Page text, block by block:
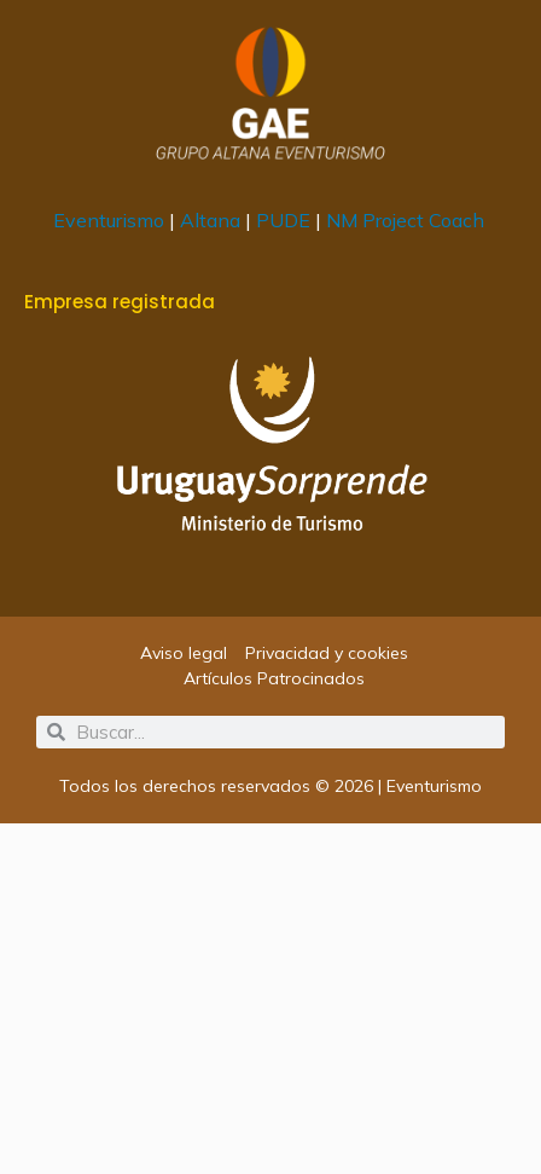
Eventurismo | Altana | PUDE | NM Project Coach
Empresa registrada
Todos los derechos reservados © 2026 | Eventurismo
SearchSearch
Aviso legal
Privacidad y cookies
Artículos Patrocinados